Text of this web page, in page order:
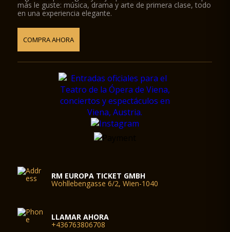
más le guste: música, drama y arte de primera clase, todo
en una experiencia elegante.
COMPRA AHORA
RM EUROPA TICKET GMBH
Wohllebengasse 6/2, Wien-1040
LLAMAR AHORA
+436763806708